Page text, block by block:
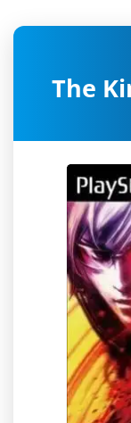
The